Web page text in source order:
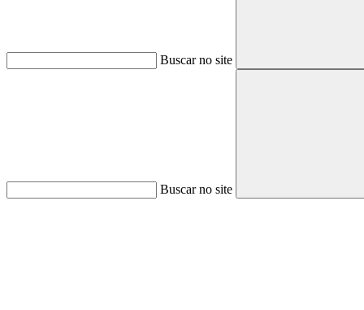
Buscar no site
Buscar no site